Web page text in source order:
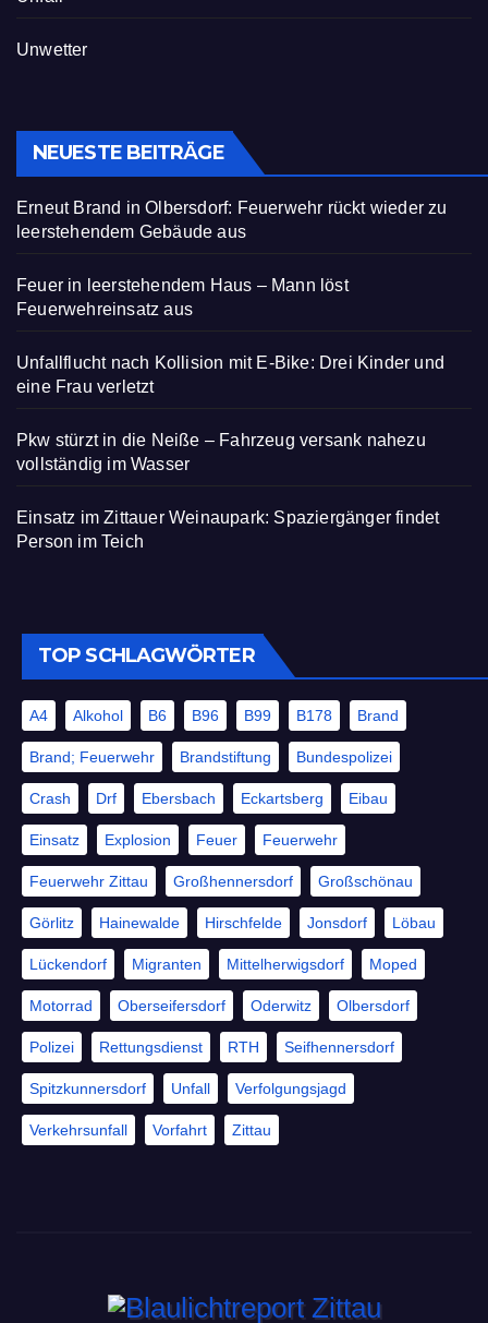
Unwetter
NEUESTE BEITRÄGE
Erneut Brand in Olbersdorf: Feuerwehr rückt wieder zu
leerstehendem Gebäude aus
Feuer in leerstehendem Haus – Mann löst
Feuerwehreinsatz aus
Unfallflucht nach Kollision mit E-Bike: Drei Kinder und
eine Frau verletzt
Pkw stürzt in die Neiße – Fahrzeug versank nahezu
vollständig im Wasser
Einsatz im Zittauer Weinaupark: Spaziergänger findet
Person im Teich
TOP SCHLAGWÖRTER
A4 Alkohol B6 B96 B99 B178 Brand
Brand; Feuerwehr Brandstiftung Bundespolizei
Crash Drf Ebersbach Eckartsberg Eibau
Einsatz Explosion Feuer Feuerwehr
Feuerwehr Zittau Großhennersdorf Großschönau
Görlitz Hainewalde Hirschfelde Jonsdorf Löbau
Lückendorf Migranten Mittelherwigsdorf Moped
Motorrad Oberseifersdorf Oderwitz Olbersdorf
Polizei Rettungsdienst RTH Seifhennersdorf
Spitzkunnersdorf Unfall Verfolgungsjagd
Verkehrsunfall Vorfahrt Zittau